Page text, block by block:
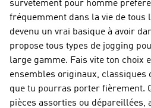
survêtement pour homme
fréquemment dans la vie de tous
devenu un vrai basique à avoir
propose tous types de jogging
large gamme. Fais vite ton choix
ensembles originaux, classiques
que tu pourras porter fièrement.
pièces assorties ou dépareillées,